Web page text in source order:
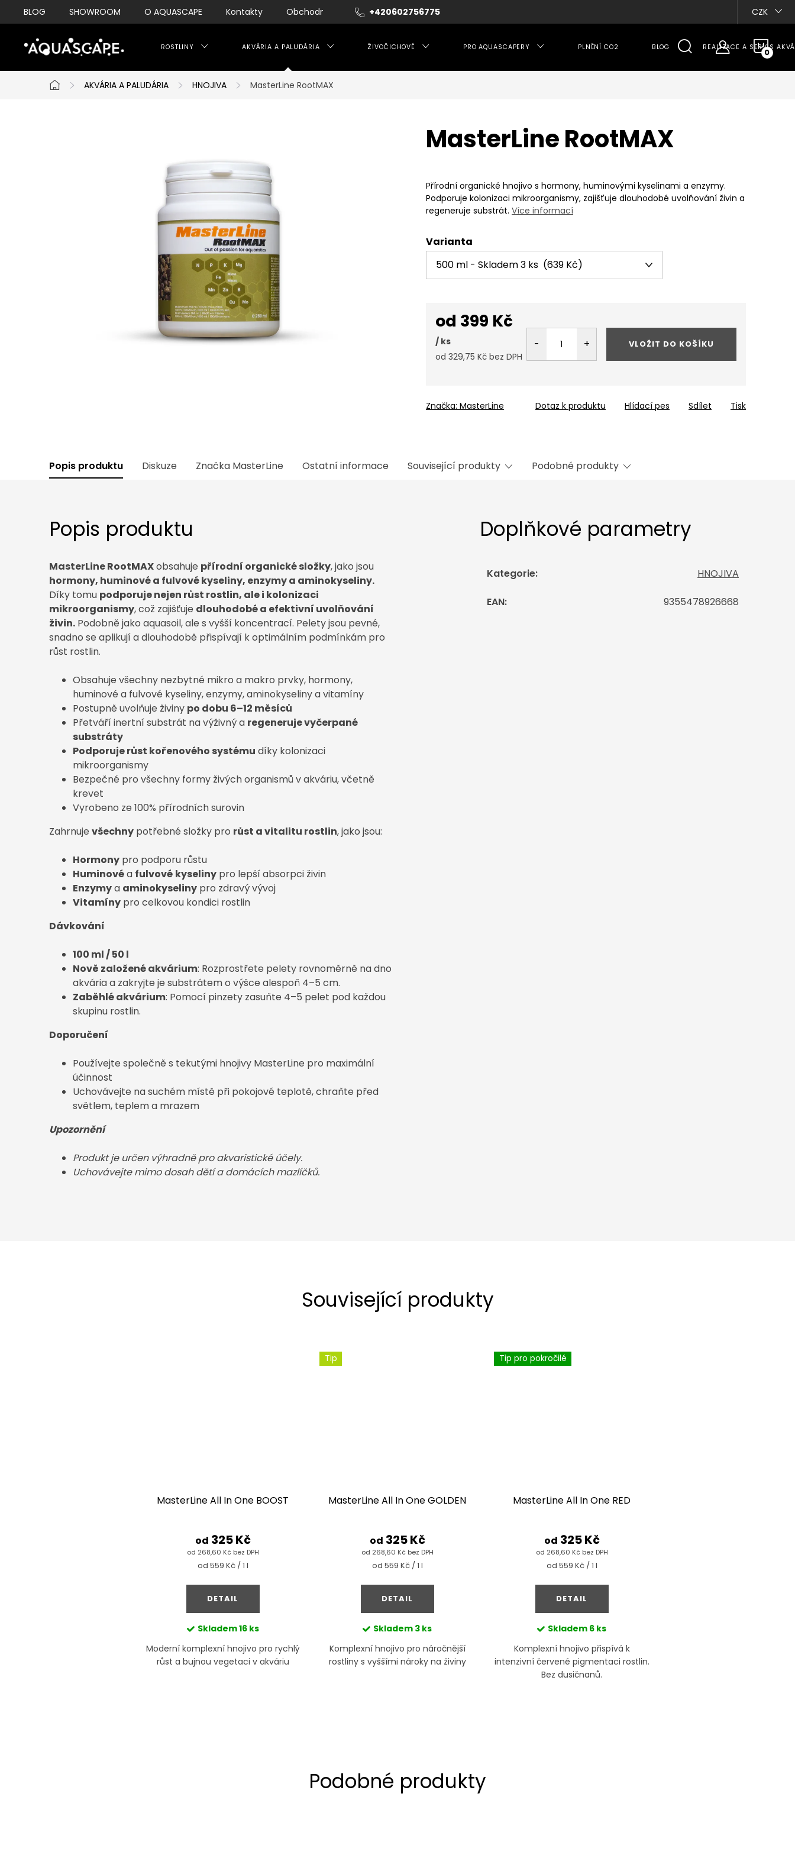
Přejít
na
+420602756775
BLOG SHOWROOM O AQUASCAPE Kontakty Obchodní podmínky Moje objednávka CZK
ROSTLINY AKVÁRIA A PALUDÁRIA ŽIVOČICHOVÉ PRO AQUASCAPERY PLNĚNÍ CO2 BLOG REALIZACE A SERVIS
Domů
AKVÁRIA A PALUDÁRIA HNOJIVA MasterLine RootMAX
MasterLine RootMAX
Přírodní organické hnojivo s hormony, huminovými kyselinami a enzymy.
Podporuje kolonizaci mikroorganismy, zajišťuje dlouhodobé uvolňování živin a
regeneruje substrát. Více informací
Varianta
od 399 Kč
/ ks
od 329,75 Kč bez DPH
VLOŽIT DO KOŠÍKU
Značka: MasterLine Tisk
Dotaz k produktu Hlídací pes Sdílet
Popis produktu Diskuze Značka MasterLine Ostatní informace Související produkty Podobné produkty
Popis produktu
MasterLine RootMAXobsahuje přírodní organické složky, jako jsou
hormony, huminové a fulvové kyseliny, enzymy a aminokyseliny.
Díky tomu podporuje nejen růst rostlin, ale i kolonizaci
mikroorganismy, což zajišťuje dlouhodobé a efektivní uvolňování
živin. Podobně jako aquasoil, ale s vyšší koncentrací. Pelety jsou pevné,
snadno se aplikují a dlouhodobě přispívají k optimálním podmínkám pro
růst rostlin.
Obsahuje všechny nezbytné mikro a makro prvky, hormony,
huminové a fulvové kyseliny, enzymy, aminokyseliny a vitamíny
Postupně uvolňuje živiny po dobu 6–12 měsíců
Přetváří inertní substrát na výživný a regeneruje vyčerpané
substráty
Podporuje růst kořenového systému díky kolonizaci
mikroorganismy
Bezpečné pro všechny formy živých organismů v akváriu, včetně
krevet
Vyrobeno ze 100% přírodních surovin
Zahrnuje všechny potřebné složky pro růst a vitalitu rostlin, jako jsou:
Hormony pro podporu růstu
Huminovéa fulvové kyseliny pro lepší absorpci živin
Enzymya aminokyseliny pro zdravý vývoj
Vitamíny pro celkovou kondici rostlin
Dávkování
100 ml / 50 l
Nově založené akvárium: Rozprostřete pelety rovnoměrně na dno
akvária a zakryjte je substrátem o výšce alespoň 4–5 cm.
Zaběhlé akvárium: Pomocí pinzety zasuňte 4–5 pelet pod každou
skupinu rostlin.
Doporučení
Používejte společně s tekutými hnojivy MasterLine pro maximální
účinnost
Uchovávejte na suchém místě při pokojové teplotě, chraňte před
světlem, teplem a mrazem
Upozornění
Produkt je určen výhradně pro akvaristické účely.
Uchovávejte mimo dosah dětí a domácích mazlíčků.
Doplňkové parametry
Kategorie: HNOJIVA
EAN: 9355478926668
Související produkty
MasterLine All In One BOOST
od 268,60 Kč bez DPH
od 325 Kč
Měrná
od 559 Kč / 1 l
DETAIL
Skladem16 ks
Moderní komplexní hnojivo pro rychlý
růst a bujnou vegetaci v akváriu
Tip
MasterLine All In One GOLDEN
od 268,60 Kč bez DPH
od 325 Kč
Měrná
od 559 Kč / 1 l
DETAIL
Skladem 3 ks
Komplexní hnojivo pro náročnější
rostliny s vyššími nároky na živiny
Tip pro pokročilé
MasterLine All In One RED
od 268,60 Kč bez DPH
od 325 Kč
Měrná
od 559 Kč / 1 l
DETAIL
Skladem 6 ks
Komplexní hnojivo přispívá k
intenzivní červené pigmentaci rostlin.
Bez dusičnanů.